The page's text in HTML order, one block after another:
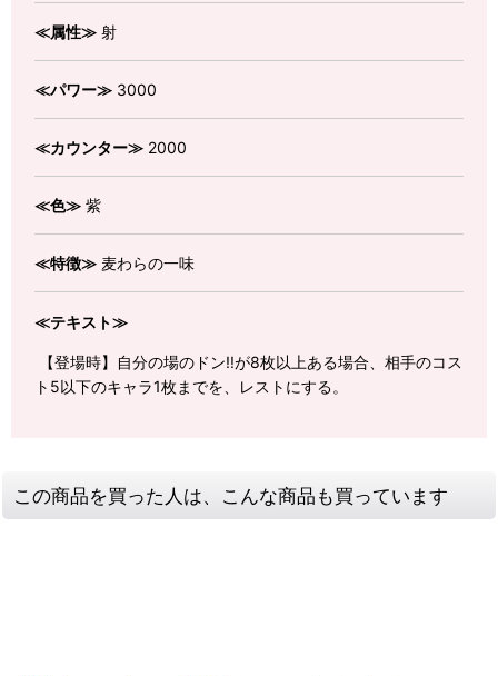
≪属性≫ 射
≪パワー≫ 3000
≪カウンター≫ 2000
≪色≫ 紫
≪特徴≫ 麦わらの一味
≪テキスト≫
【登場時】自分の場のドン!!が8枚以上ある場合、相手のコス
ト5以下のキャラ1枚までを、レストにする。
この商品を買った人は、こんな商品も買っています